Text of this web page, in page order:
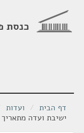
כנסת
דף הבית / ועדות
ישיבת ועדה מתאריך 09/11/2020